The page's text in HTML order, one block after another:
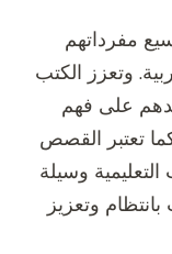
مفرداتهم
وتعزز الكتب
على فهم
تعتبر القصص
وسيلة
وتعزيز